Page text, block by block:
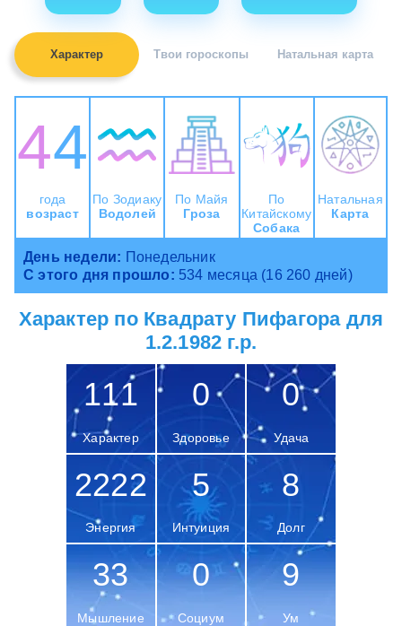
Характер Твои гороскопы Натальная карта
44
года
возраст
По Зодиаку
Водолей
По Майя
Гроза
По
Китайскому
Собака
Натальная
Карта
День недели: Понедельник
С этого дня прошло: 534 месяца (16 260 дней)
Характер по Квадрату Пифагора для
1.2.1982 г.р.
111
Характер
0
Здоровье
0
Удача
2222
Энергия
5
Интуиция
8
Долг
33
Мышление
0
Социум
9
Ум